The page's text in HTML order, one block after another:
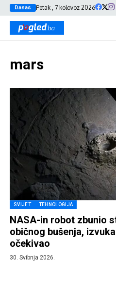
Danas Petak , 7 kolovoz 2026
mars
SVIJET TEHNOLOGIJA
NASA-in robot zbunio
običnog bušenja,
očekivao
30. Svibnja 2026.